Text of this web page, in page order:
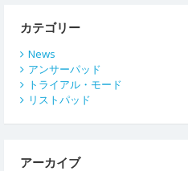
カテゴリー
News
アンサーパッド
トライアル・モード
リストパッド
アーカイブ